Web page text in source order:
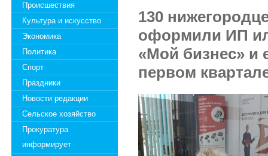
Происшествия
Культура и искусство
Экономика
Политика
Спорт
Праздники
Новости редакции
Сельское хозяйство
Прокуратура
информирует
130
оформили ИП
«Мой бизнес» и
первом